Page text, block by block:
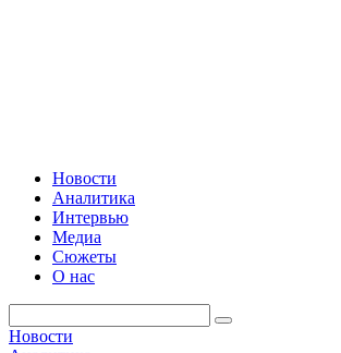
Новости
Аналитика
Интервью
Медиа
Сюжеты
О нас
Новости